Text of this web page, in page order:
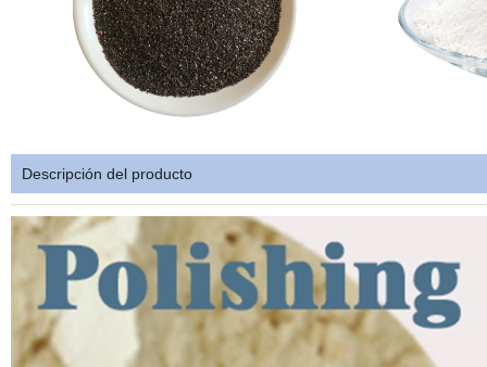
Descripción del producto